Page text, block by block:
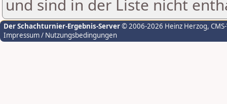
und sind in der Liste nicht
Der Schachturnier-Ergebnis-Server© 2006-2026 Heinz Herzog,
Impressum / Nutzungsbedingungen